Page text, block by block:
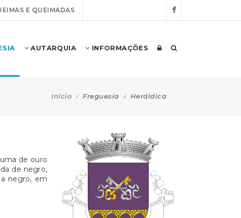
E QUEIMADAS
AUTARQUIA INFORMAÇÕES
Início Freguesia Heráldica
de ouro
de negro,
negro, em